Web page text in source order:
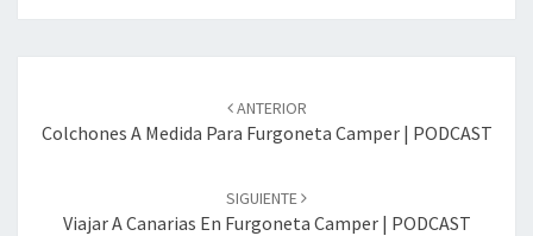
entradas
ANTERIOR
Colchones A Medida Para Furgoneta Camper | PODCAST
SIGUIENTE
Viajar A Canarias En Furgoneta Camper | PODCAST